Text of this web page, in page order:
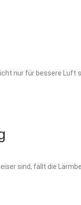
nur für bessere Luft
sind, fällt die